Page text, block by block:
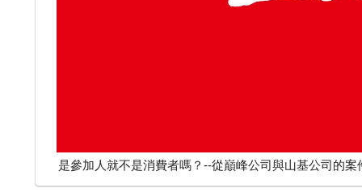
是參加人就不是消費者嗎？--從巔峰公司與山基公司的案